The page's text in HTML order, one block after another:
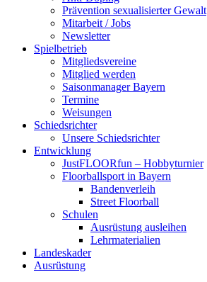
Prävention sexualisierter Gewalt
Mitarbeit / Jobs
Newsletter
Spielbetrieb
Mitgliedsvereine
Mitglied werden
Saisonmanager Bayern
Termine
Weisungen
Schiedsrichter
Unsere Schiedsrichter
Entwicklung
JustFLOORfun – Hobbyturnier
Floorballsport in Bayern
Bandenverleih
Street Floorball
Schulen
Ausrüstung ausleihen
Lehrmaterialien
Landeskader
Ausrüstung